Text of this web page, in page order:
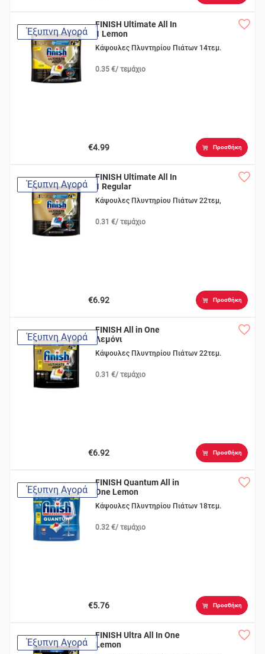
Έξυπνη Αγορά
FINISH Ultimate All In
1 Lemon
Κάψουλες Πλυντηρίου Πιάτων 14τεμ.
0.35 €/ τεμάχιο
€4.99 Προσθήκη
Έξυπνη Αγορά
FINISH Ultimate All In
1 Regular
Κάψουλες Πλυντηρίου Πιάτων 22τεμ,
0.31 €/ τεμάχιο
€6.92 Προσθήκη
Έξυπνη Αγορά
FINISH All in One
Λεμόνι
Κάψουλες Πλυντηρίου Πιάτων 22τεμ.
0.31 €/ τεμάχιο
€6.92 Προσθήκη
Έξυπνη Αγορά
FINISH Quantum All in
One Lemon
Κάψουλες Πλυντηρίου Πιάτων 18τεμ.
0.32 €/ τεμάχιο
€5.76 Προσθήκη
Έξυπνη Αγορά
FINISH Ultra All In One
Lemon